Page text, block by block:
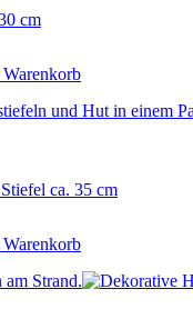
cm
ca. 35 cm